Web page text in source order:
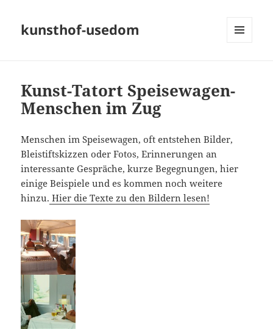
kunsthof-usedom
Kunst-Tatort Speisewagen-
Menschen im Zug
Menschen im Speisewagen, oft entstehen Bilder,
Bleistiftskizzen oder Fotos, Erinnerungen an
interessante Gespräche, kurze Begegnungen, hier
einige Beispiele und es kommen noch weitere
hinzu. Hier die Texte zu den Bildern lesen!